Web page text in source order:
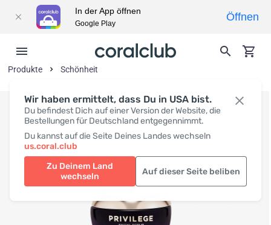
Wir haben ermittelt, dass Du in USA bist.
Du befindest Dich auf einer Version der Website, die
Bestellungen für Deutschland entgegennimmt.
Du kannst auf die Seite Deines Landes wechseln
us.coral.club
Zu Deinem Land
wechseln
Auf dieser Seite beliben
Produkte Schönheit
In der App öffnen
Google Play
Öffnen